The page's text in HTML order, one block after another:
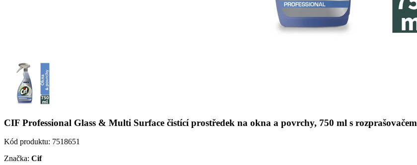
CIF Professional Glass & Multi Surface čistící prostředek na okna a povrchy, 750 ml s rozprašovačem
Kód produktu: 7518651
Značka: Cif